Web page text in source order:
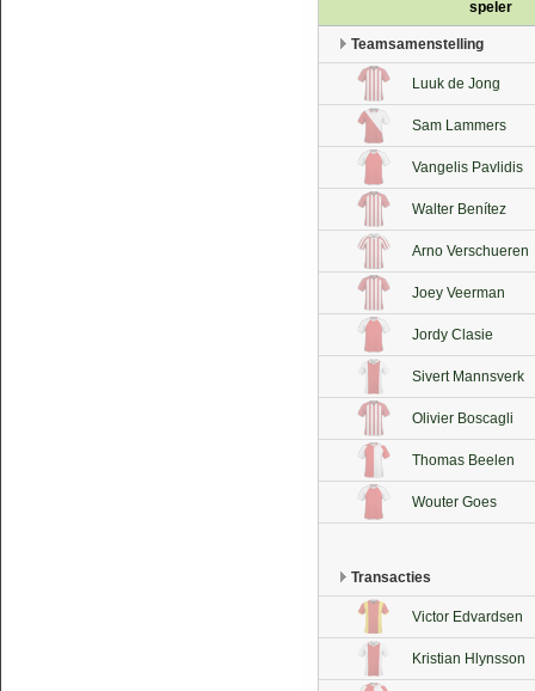
speler
Teamsamenstelling
Luuk de Jong
Sam Lammers
Vangelis Pavlidis
Walter Benítez
Arno Verschueren
Joey Veerman
Jordy Clasie
Sivert Mannsverk
Olivier Boscagli
Thomas Beelen
Wouter Goes
Transacties
Victor Edvardsen
Kristian Hlynsson